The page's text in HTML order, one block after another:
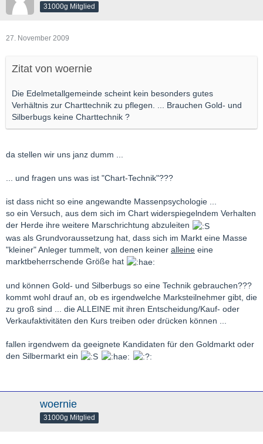
31000g Mitglied
27. November 2009
Zitat von woernie
Die Edelmetallgemeinde scheint kein besonders gutes
Verhältnis zur Charttechnik zu pflegen. ... Brauchen Gold- und
Silberbugs keine Charttechnik ?
da stellen wir uns janz dumm ...
... und fragen uns was ist "Chart-Technik"???
ist dass nicht so eine angewandte Massenpsychologie ...
so ein Versuch, aus dem sich im Chart widerspiegelndem Verhalten
der Herde ihre weitere Marschrichtung abzuleiten
was als Grundvoraussetzung hat, dass sich im Markt eine Masse
"kleiner" Anleger tummelt, von denen keiner alleine eine
marktbeherrschende Größe hat
und können Gold- und Silberbugs so eine Technik gebrauchen???
kommt wohl drauf an, ob es irgendwelche Marksteilnehmer gibt, die
zu groß sind ... die ALLEINE mit ihren Entscheidung/Kauf- oder
Verkaufaktivitäten den Kurs treiben oder drücken können ...
fallen irgendwem da geeignete Kandidaten für den Goldmarkt oder
den Silbermarkt ein
woernie
31000g Mitglied